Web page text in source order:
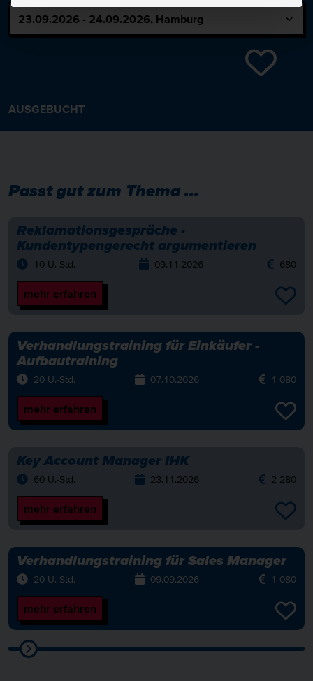
AUSGEBUCHT
Passt gut zum Thema ...
Reklamationsgespräche -
Kundentypengerecht argumentieren
10 U.-Std. 09.11.2026 680
mehr erfahren
Verhandlungstraining für Einkäufer -
Aufbautraining
20 U.-Std. 07.10.2026 1 080
mehr erfahren
Key Account Manager IHK
60 U.-Std. 23.11.2026 2 280
mehr erfahren
Verhandlungstraining für Sales Manager
20 U.-Std. 09.09.2026 1 080
mehr erfahren